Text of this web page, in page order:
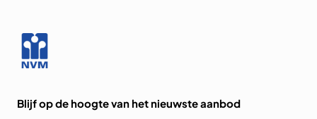
Blijf op de hoogte van het nieuwste aanbod